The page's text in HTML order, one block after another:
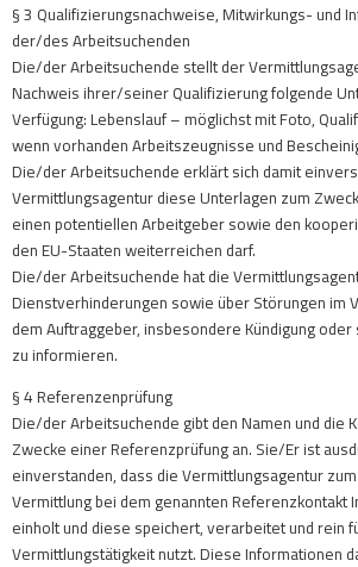
§ 3 Qualifizierungsnachweise, Mitwirkungs- und
der/des Arbeitsuchenden
Die/der Arbeitsuchende stellt der
Nachweis ihrer/seiner Qualifizierung folgende
Verfügung: Lebenslauf – möglichst mit Foto,
wenn vorhanden Arbeitszeugnisse und
Die/der Arbeitsuchende erklärt sich damit
Vermittlungsagentur diese Unterlagen zum
einen potentiellen Arbeitgeber sowie den
den EU-Staaten weiterreichen darf.
Die/der Arbeitsuchende hat die
Dienstverhinderungen sowie über Störungen im
dem Auftraggeber, insbesondere Kündigung
zu informieren.
§ 4 Referenzenprüfung
Die/der Arbeitsuchende gibt den Namen und die
Zwecke einer Referenzprüfung an. Sie/Er ist
einverstanden, dass die Vermittlungsagentur
Vermittlung bei dem genannten Referenzkontakt
einholt und diese speichert, verarbeitet und rein
Vermittlungstätigkeit nutzt. Diese Informationen